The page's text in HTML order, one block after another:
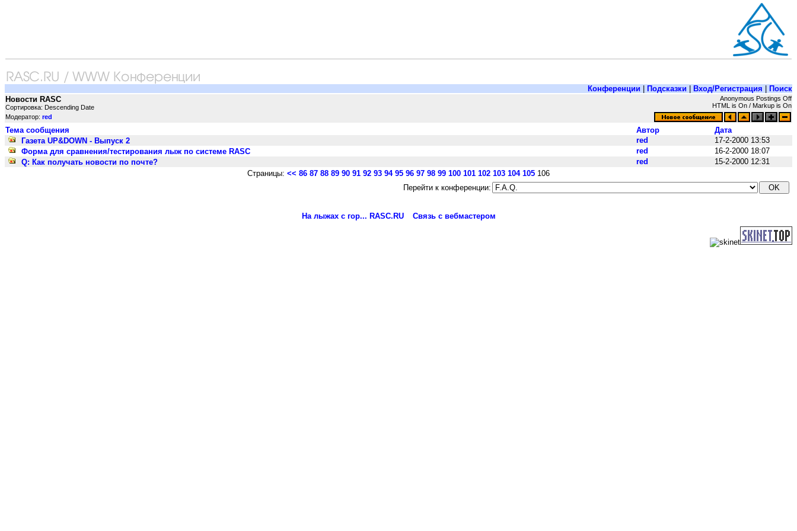
Конференции Подсказки Вход/Регистрация
Поиск
Новости RASC
Сортировка: Descending Date
Anonymous Postings Off
HTML is On / Markup is On
Модератор: red
Тема сообщения Автор
Дата
Газета UP&DOWN - Выпуск 2
red
17-2-2000 13:53
Форма для сравнения/тестирования лыж по системе RASC
red
16-2-2000 18:07
Q: Как получать новости по почте?
red
15-2-2000 12:31
Страницы: << 86 87 88 89 90 91 92 93 94 95 96 97 98 99 100 101 102 103 104 105 106
Перейти к конференции:
На лыжах с гор... RASC.RU Связь с вебмастером